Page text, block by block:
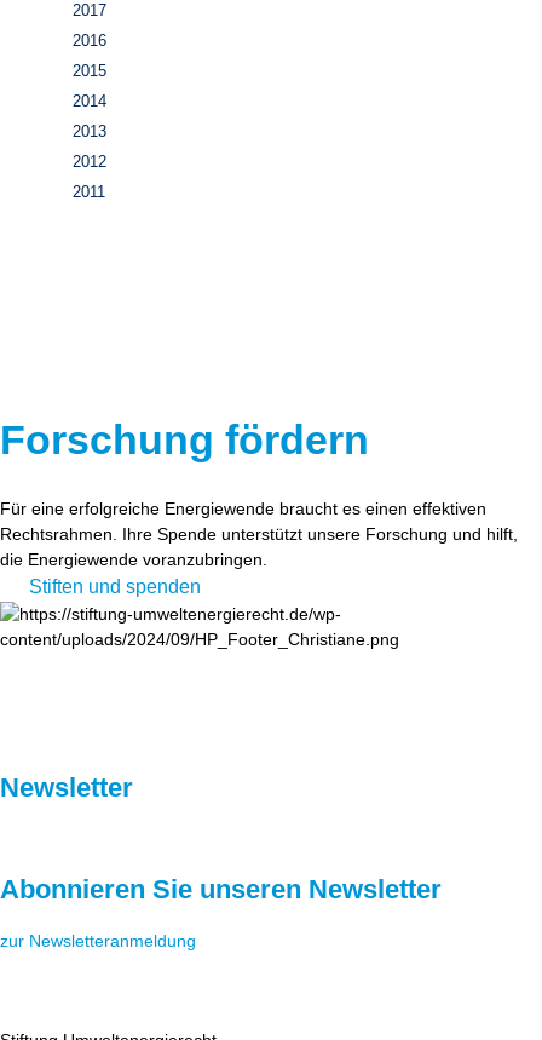
2017
2016
2015
2014
2013
2012
2011
Forschung fördern
Für eine erfolgreiche Energiewende braucht es einen effektiven
Rechtsrahmen. Ihre Spende unterstützt unsere Forschung und hilft,
die Energiewende voranzubringen.
Stiften und spenden
Newsletter
Abonnieren Sie unseren Newsletter
zur Newsletteranmeldung